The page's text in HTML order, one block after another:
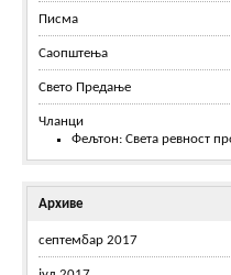
Писма
Саопштења
Свето Предање
Чланци
Фељтон: Света ревност
Архиве
септембар 2017